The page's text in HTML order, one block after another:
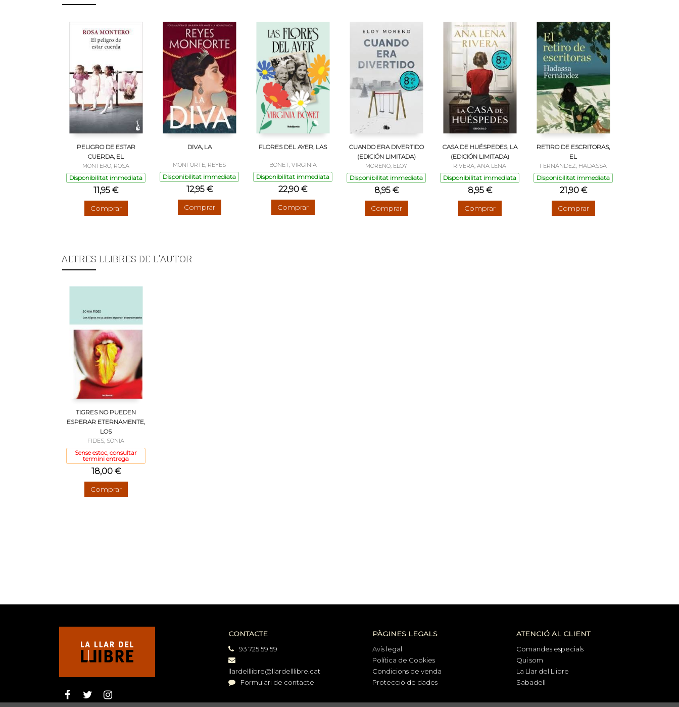
PELIGRO DE ESTAR
CUERDA, EL
MONTERO, ROSA
Disponibilitat immediata
11,95 €
Comprar
DIVA, LA
MONFORTE, REYES
Disponibilitat immediata
12,95 €
Comprar
FLORES DEL AYER, LAS
BONET, VIRGINIA
Disponibilitat immediata
22,90 €
Comprar
CUANDO ERA DIVERTIDO
(EDICIÓN LIMITADA)
MORENO, ELOY
Disponibilitat immediata
8,95 €
Comprar
CASA DE HUÉSPEDES, LA
(EDICIÓN LIMITADA)
RIVERA, ANA LENA
Disponibilitat immediata
8,95 €
Comprar
RETIRO DE ESCRITORAS,
EL
FERNÁNDEZ, HADASSA
Disponibilitat immediata
21,90 €
Comprar
ALTRES LLIBRES DE L'AUTOR
TIGRES NO PUEDEN
ESPERAR ETERNAMENTE,
LOS
FIDES, SONIA
Sense estoc, consultar
termini entrega
18,00 €
Comprar
CONTACTE
93 725 59 59
llardelllibre@llardelllibre.cat
Formulari de contacte
PÀGINES LEGALS
Avís legal
Política de Cookies
Condicions de venda
Protecció de dades
ATENCIÓ AL CLIENT
Comandes especials
Qui som
La Llar del Llibre
Sabadell